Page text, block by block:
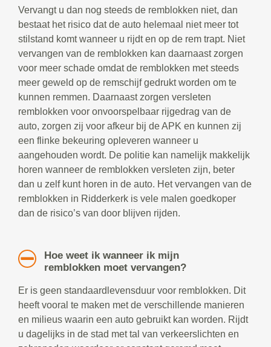
Vervangt u dan nog steeds de remblokken niet, dan
bestaat het risico dat de auto helemaal niet meer tot
stilstand komt wanneer u rijdt en op de rem trapt. Niet
vervangen van de remblokken kan daarnaast zorgen
voor meer schade omdat de remblokken met steeds
meer geweld op de remschijf gedrukt worden om te
kunnen remmen. Daarnaast zorgen versleten
remblokken voor onvoorspelbaar rijgedrag van de
auto, zorgen zij voor afkeur bij de APK en kunnen zij
een flinke bekeuring opleveren wanneer u
aangehouden wordt. De politie kan namelijk makkelijk
horen wanneer de remblokken versleten zijn, beter
dan u zelf kunt horen in de auto. Het vervangen van de
remblokken in Ridderkerk is vele malen goedkoper
dan de risico’s van door blijven rijden.
Hoe weet ik wanneer ik mijn
remblokken moet vervangen?
Er is geen standaardlevensduur voor remblokken. Dit
heeft vooral te maken met de verschillende manieren
en milieus waarin een auto gebruikt kan worden. Rijdt
u dagelijks in de stad met tal van verkeerslichten en